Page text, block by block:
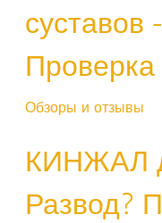
суставов
Проверка
Обзоры и отзывы
КИНЖАЛ
Развод?